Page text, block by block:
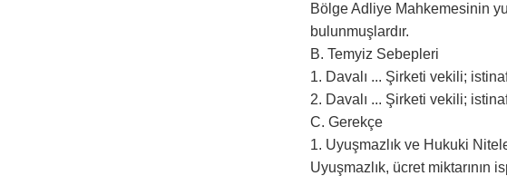
Bölge Adliye Mahkemesinin
bulunmuşlardır.
B. Temyiz Sebepleri
1. Davalı ... Şirketi vekili;
2. Davalı ... Şirketi vekili;
C. Gerekçe
1. Uyuşmazlık ve Hukuki
Uyuşmazlık, ücret miktarının